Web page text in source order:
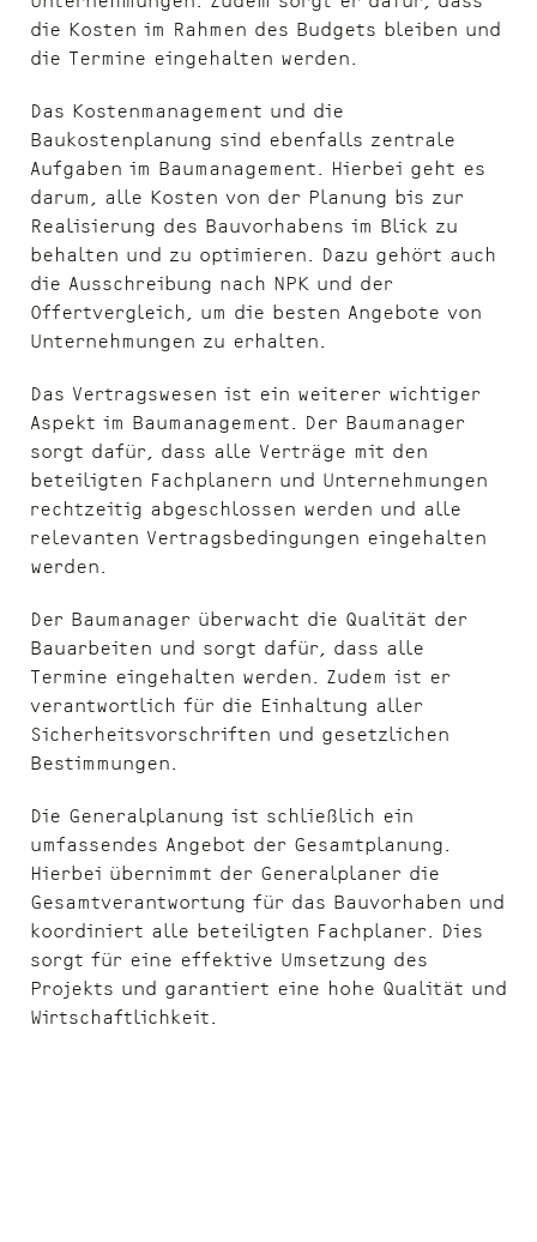
die Kosten im Rahmen des Budgets bleiben und
die Termine eingehalten werden.
Das Kostenmanagement und die
Baukostenplanung sind ebenfalls zentrale
Aufgaben im Baumanagement. Hierbei geht es
darum, alle Kosten von der Planung bis zur
Realisierung des Bauvorhabens im Blick zu
behalten und zu optimieren. Dazu gehört auch
die Ausschreibung nach NPK und der
Offertvergleich, um die besten Angebote von
Unternehmungen zu erhalten.
Das Vertragswesen ist ein weiterer wichtiger
Aspekt im Baumanagement. Der Baumanager
sorgt dafür, dass alle Verträge mit den
beteiligten Fachplanern und Unternehmungen
rechtzeitig abgeschlossen werden und alle
relevanten Vertragsbedingungen eingehalten
werden.
Der Baumanager überwacht die Qualität der
Bauarbeiten und sorgt dafür, dass alle
Termine eingehalten werden. Zudem ist er
verantwortlich für die Einhaltung aller
Sicherheitsvorschriften und gesetzlichen
Bestimmungen.
Die Generalplanung ist schließlich ein
umfassendes Angebot der Gesamtplanung.
Hierbei übernimmt der Generalplaner die
Gesamtverantwortung für das Bauvorhaben und
koordiniert alle beteiligten Fachplaner. Dies
sorgt für eine effektive Umsetzung des
Projekts und garantiert eine hohe Qualität und
Wirtschaftlichkeit.